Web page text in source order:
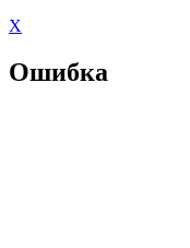
X
Ошибка